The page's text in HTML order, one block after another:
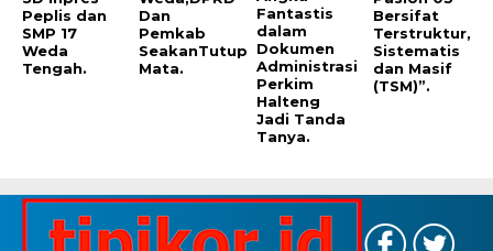
Peplis dan
SMP 17
Weda
Tengah.
Dan
Pemkab
SeakanTutup
Mata.
Fantastis
dalam
Dokumen
Administrasi
Perkim
Halteng
Jadi Tanda
Tanya.
Bersifat
Terstruktur,
Sistematis
dan Masif
(TSM)”.